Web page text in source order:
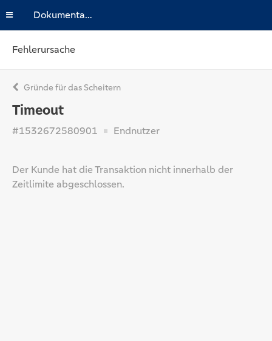
Dokumentation
Fehlerursache
Gründe für das Scheitern
Timeout
#1532672580901 Endnutzer
Der Kunde hat die Transaktion nicht innerhalb der
Zeitlimite abgeschlossen.